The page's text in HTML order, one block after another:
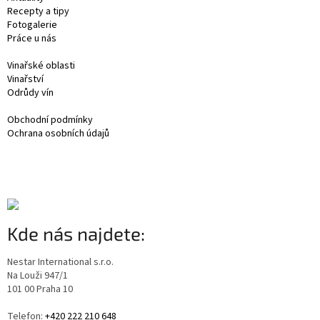
Recepty a tipy
Fotogalerie
Práce u nás
Vinařské oblasti
Vinařství
Odrůdy vín
Obchodní podmínky
Ochrana osobních údajů
Kde nás najdete:
Nestar International s.r.o.
Na Louži 947/1
101 00 Praha 10
Telefon: +420 222 210 648